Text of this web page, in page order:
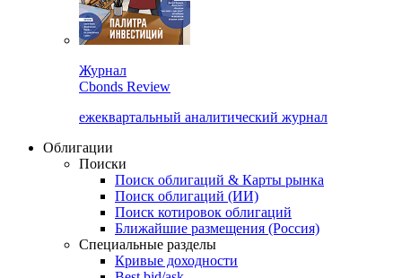
Журнал
Cbonds Review
ежеквартальный аналитический журнал
Облигации
Поиски
Поиск облигаций & Карты рынка
Поиск облигаций (ИИ)
Поиск котировок облигаций
Ближайшие размещения (Россия)
Специальные разделы
Кривые доходности